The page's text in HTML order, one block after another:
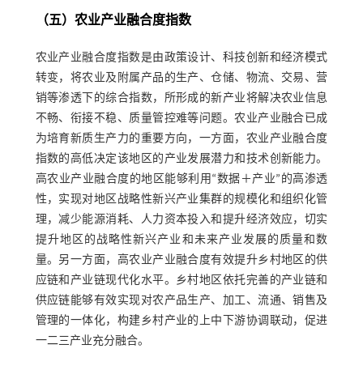
（五）农业产业融合度指数
农业产业融合度指数是由政策设计、科技创新和经济模式
转变，将农业及附属产品的生产、仓储、物流、交易、营
销等渗透下的综合指数，所形成的新产业将解决农业信息
不畅、衔接不稳、质量管控难等问题。农业产业融合已成
为培育新质生产力的重要方向，一方面，农业产业融合度
指数的高低决定该地区的产业发展潜力和技术创新能力。
高农业产业融合度的地区能够利用“数据＋产业”的高渗透
性，实现对地区战略性新兴产业集群的规模化和组织化管
理，减少能源消耗、人力资本投入和提升经济效应，切实
提升地区的战略性新兴产业和未来产业发展的质量和数
量。另一方面，高农业产业融合度有效提升乡村地区的供
应链和产业链现代化水平。乡村地区依托完善的产业链和
供应链能够有效实现对农产品生产、加工、流通、销售及
管理的一体化，构建乡村产业的上中下游协调联动，促进
一二三产业充分融合。